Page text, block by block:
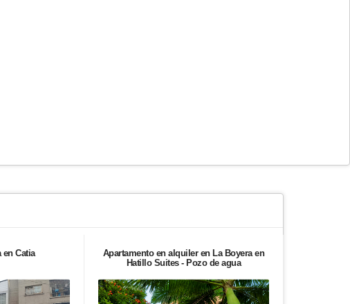
en Catia
Apartamento en alquiler en La Boyera en
Hatillo Suites - Pozo de agua